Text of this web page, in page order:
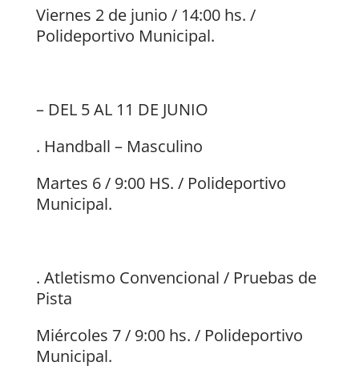
Viernes 2 de junio / 14:00 hs. /
Polideportivo Municipal.
– DEL 5 AL 11 DE JUNIO
. Handball – Masculino
Martes 6 / 9:00 HS. / Polideportivo
Municipal.
. Atletismo Convencional / Pruebas de
Pista
Miércoles 7 / 9:00 hs. / Polideportivo
Municipal.